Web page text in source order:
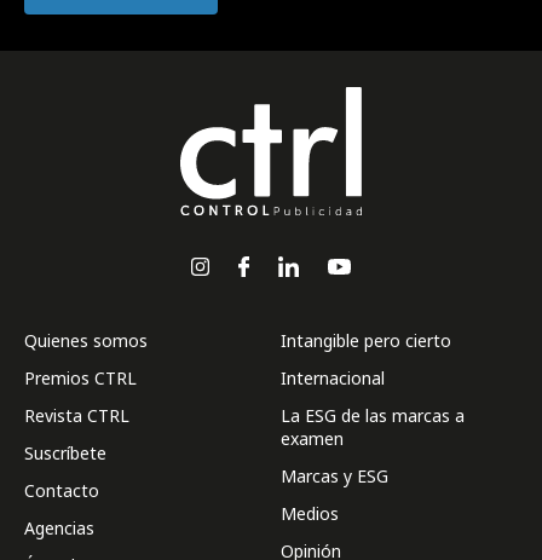
Quienes somos
Premios CTRL
Revista CTRL
Suscríbete
Contacto
Agencias
Intangible pero cierto
Internacional
La ESG de las marcas a
examen
Marcas y ESG
Medios
Opinión